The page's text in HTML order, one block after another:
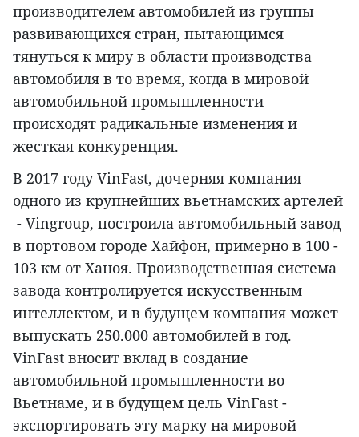
производителем автомобилей из группы
развивающихся стран, пытающимся
тянуться к миру в области производства
автомобиля в то время, когда в мировой
автомобильной промышленности
происходят радикальные изменения и
жесткая конкуренция.
В 2017 году VinFast, дочерняя компания
одного из крупнейших вьетнамских артелей
- Vingroup, построила автомобильный завод
в портовом городе Хайфон, примерно в 100 -
103 км от Ханоя. Производственная система
завода контролируется искусственным
интеллектом, и в будущем компания может
выпускать 250.000 автомобилей в год.
VinFast вносит вклад в создание
автомобильной промышленности во
Вьетнаме, и в будущем цель VinFast -
экспортировать эту марку на мировой